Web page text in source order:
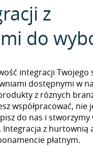
z
do
integracji Twojego
dostępnymi w
z różnych
współpracować, nie
do nas i stworzymy
Integracja z hurtownią
płatnym.